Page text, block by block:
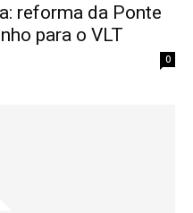
reforma da Ponte
para o VLT
0